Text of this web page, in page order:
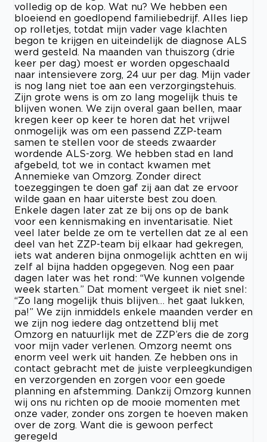
volledig op de kop. Wat nu? We hebben een
bloeiend en goedlopend familiebedrijf. Alles liep
op rolletjes, totdat mijn vader vage klachten
begon te krijgen en uiteindelijk de diagnose ALS
werd gesteld. Na maanden van thuiszorg (drie
keer per dag) moest er worden opgeschaald
naar intensievere zorg, 24 uur per dag. Mijn vader
is nog lang niet toe aan een verzorgingstehuis.
Zijn grote wens is om zo lang mogelijk thuis te
blijven wonen. We zijn overal gaan bellen, maar
kregen keer op keer te horen dat het vrijwel
onmogelijk was om een passend ZZP-team
samen te stellen voor de steeds zwaarder
wordende ALS-zorg. We hebben stad en land
afgebeld, tot we in contact kwamen met
Annemieke van Omzorg. Zonder direct
toezeggingen te doen gaf zij aan dat ze ervoor
wilde gaan en haar uiterste best zou doen.
Enkele dagen later zat ze bij ons op de bank
voor een kennismaking en inventarisatie. Niet
veel later belde ze om te vertellen dat ze al een
deel van het ZZP-team bij elkaar had gekregen,
iets wat anderen bijna onmogelijk achtten en wij
zelf al bijna hadden opgegeven. Nog een paar
dagen later was het rond: “We kunnen volgende
week starten.” Dat moment vergeet ik niet snel:
“Zo lang mogelijk thuis blijven… het gaat lukken,
pa!” We zijn inmiddels enkele maanden verder en
we zijn nog iedere dag ontzettend blij met
Omzorg en natuurlijk met de ZZP’ers die de zorg
voor mijn vader verlenen. Omzorg neemt ons
enorm veel werk uit handen. Ze hebben ons in
contact gebracht met de juiste verpleegkundigen
en verzorgenden en zorgen voor een goede
planning en afstemming. Dankzij Omzorg kunnen
wij ons nu richten op de mooie momenten met
onze vader, zonder ons zorgen te hoeven maken
over de zorg. Want die is gewoon perfect
geregeld